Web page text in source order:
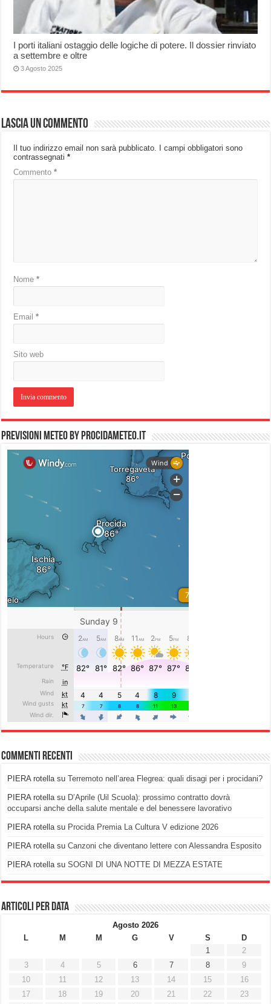
I porti italiani ostaggio delle logiche di potere. Il dossier rinviato
a settembre e oltre
3 Agosto 2025
Lascia un commento
Il tuo indirizzo email non sarà pubblicato.
I campi obbligatori sono
contrassegnati*
Commento*
Nome*
Email*
Sito web
PREVISIONI METEO by PROCIDAMETEO.IT
Commenti recenti
PIERA rotellasuTerremoto nell’area Flegrea: quali disagi per i procidani?
PIERA rotellasu D’Aprile (Uil Scuola): prossimo contratto dovrà
occuparsi anche della salute mentale e del benessere lavorativo
PIERA rotellasu Procida Premia La Cultura V edizione 2026
PIERA rotellasuCanzoni che diventano lettere con Alessandra Esposito
PIERA rotellasuSOGNI DI UNA NOTTE DI MEZZA ESTATE
Articoli per data
Agosto 2026
L
M M G V S
D
1
2
3
4 5 6 7 8
9
10
11 12 13 14 15
16
17
18 19 20 21 22
23